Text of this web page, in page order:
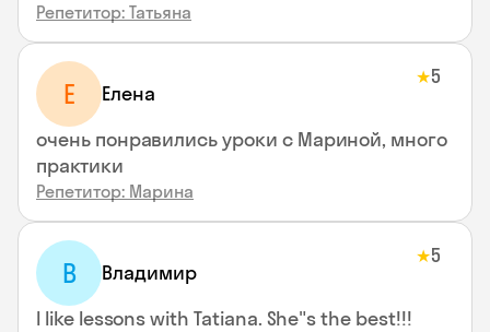
Репетитор: Татьяна
Е Елена
★5
очень понравились уроки с Мариной, много
практики
Репетитор: Марина
В Владимир
★5
I like lessons with Tatiana. She"s the best!!!